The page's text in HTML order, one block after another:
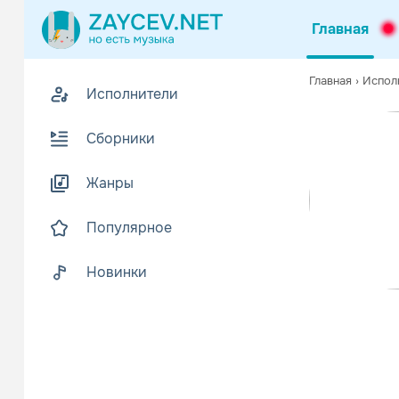
Главная
Исполнители
Сборники
Жанры
Популярное
Новинки
Главная ›
Музыкант,